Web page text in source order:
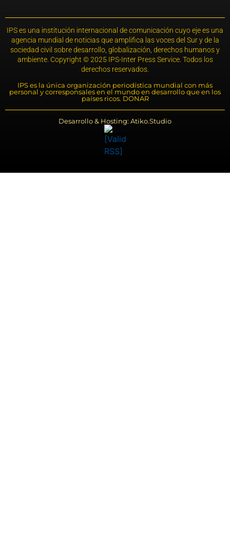
IPS es una institución internacional de comunicación cuyo eje es una
agencia mundial de noticias que amplifica las voces del Sur y de la
sociedad civil sobre desarrollo, globalización, derechos humanos y
ambiente. Copyright © 2025 IPS-Inter Press Service. Todos los
derechos reservados.
IPS es la única organización periodística mundial con más
personal y corresponsales en el mundo en desarrollo que en los
países ricos. DONAR
Desarrollo & Hosting: Atiko.Studio